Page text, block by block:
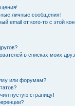
личные сообщения!
email от кого-то с этой
в списках моих
или форумам?
пустую страницу!